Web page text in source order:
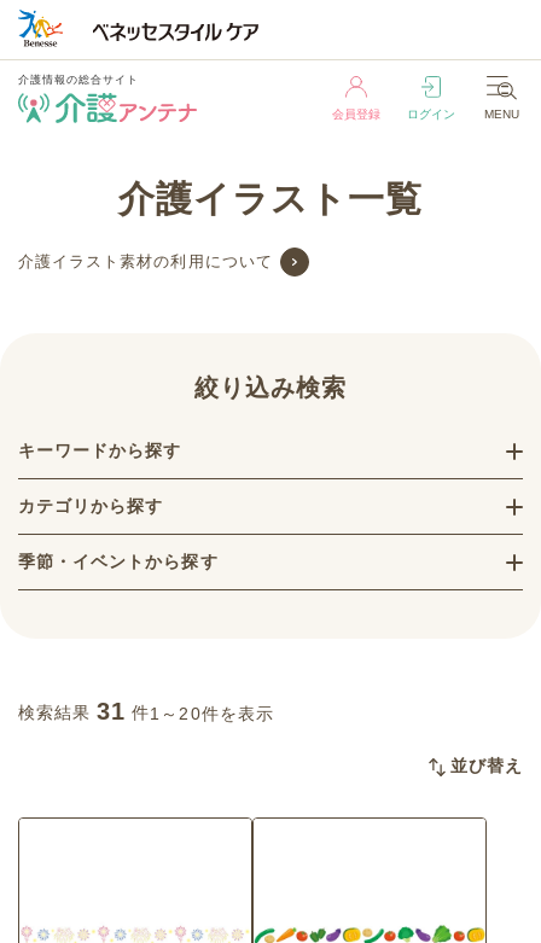
介護情報の総合サイト
会員登録 ログイン MENU
ログイン
介護イラスト一覧
介護イラスト素材の利用について
絞り込み検索
キーワードから探す
カテゴリから探す
季節・イベントから探す
検索結果 31 件1～20件を表示
並び替え